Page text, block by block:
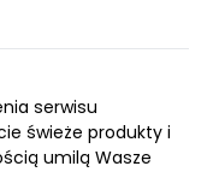
serwisu
świeże produkty i
umilą Wasze